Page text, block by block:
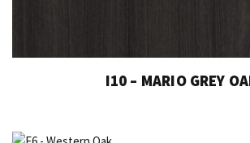
I10 – MARIO GREY